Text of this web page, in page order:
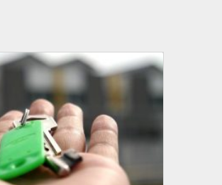
LOCAZIONI
a breve, medio e lungo
supporto attento sia per
che per il o i locatari.